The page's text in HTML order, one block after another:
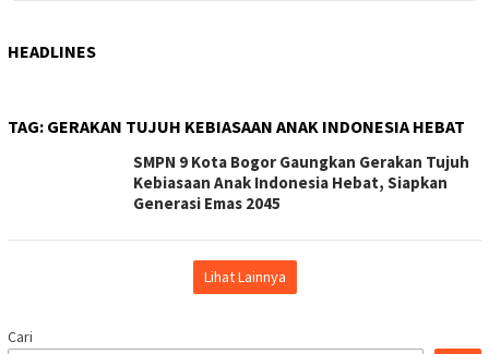
HEADLINES
TAG: GERAKAN TUJUH KEBIASAAN ANAK INDONESIA HEBAT
SMPN 9 Kota Bogor Gaungkan Gerakan Tujuh
Kebiasaan Anak Indonesia Hebat, Siapkan
Generasi Emas 2045
Lihat Lainnya
Cari